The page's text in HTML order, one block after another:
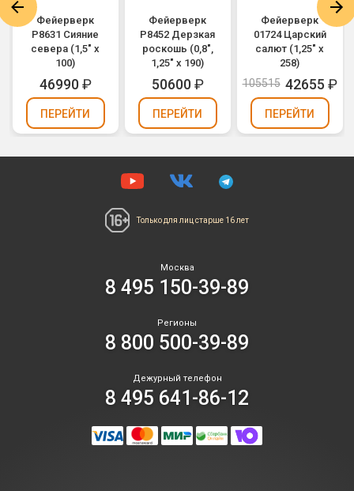
Фейерверк
Р8631 Сияние
севера (1,5" х
100)
46990₽
ПЕРЕЙТИ
Фейерверк
Р8452 Дерзкая
роскошь (0,8",
1,25" х 190)
50600₽
ПЕРЕЙТИ
Фейерверк
01724 Царский
салют (1,25" х
258)
105515 42655 ₽
ПЕРЕЙТИ
Только для лицстарше 16 лет
Москва
8 495 150-39-89
Регионы
8 800 500-39-89
Дежурный телефон
8 495 641-86-12